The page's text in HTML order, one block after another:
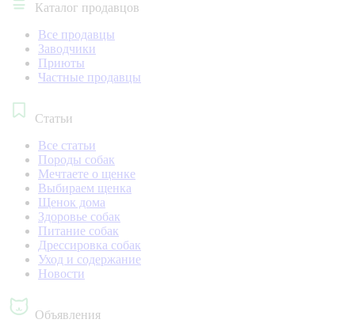
Каталог продавцов
Все продавцы
Заводчики
Приюты
Частные продавцы
Статьи
Все статьи
Породы собак
Мечтаете о щенке
Выбираем щенка
Щенок дома
Здоровье собак
Питание собак
Дрессировка собак
Уход и содержание
Новости
Объявления